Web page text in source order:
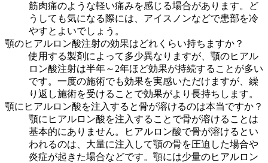
筋肉痛のような軽い痛みを感じる場合があります。ど
うしても気になる際には、アイスノンなどで患部を冷
やすとよいでしょう。
顎のヒアルロン酸注射の効果はどれくらい持ちますか？
使用する製剤によって多少異なりますが、顎のヒアル
ロン酸注射は半年～2年ほど効果が持続することが多い
です。一度の施術でも効果を実感いただけますが、繰
り返し施術を受けることで効果がより長持ちします。
顎にヒアルロン酸を注入すると骨が溶けるのは本当ですか？
顎にヒアルロン酸を注入することで骨が溶けることは
基本的にありません。ヒアルロン酸で骨が溶けるとい
われるのは、大量に注入して顎の骨を圧迫した場合や
炎症が起きた場合などです。顎には少量のヒアルロン